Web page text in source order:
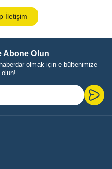
İletişim
Abone Olun
olmak için e-bültenimize